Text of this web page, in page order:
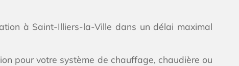
à Saint-Illiers-la-Ville dans un délai maximal
pour votre système de chauffage, chaudière ou